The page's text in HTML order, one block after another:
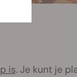
is. Je kunt je